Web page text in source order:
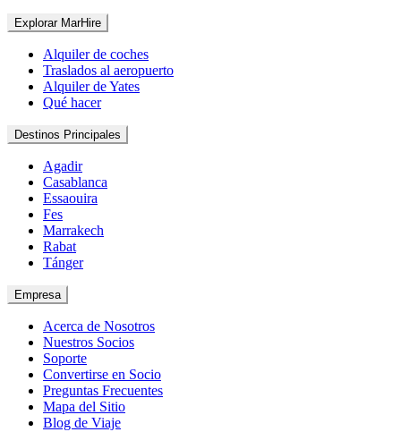
Explorar MarHire
Alquiler de coches
Traslados al aeropuerto
Alquiler de Yates
Qué hacer
Destinos Principales
Agadir
Casablanca
Essaouira
Fes
Marrakech
Rabat
Tánger
Empresa
Acerca de Nosotros
Nuestros Socios
Soporte
Convertirse en Socio
Preguntas Frecuentes
Mapa del Sitio
Blog de Viaje